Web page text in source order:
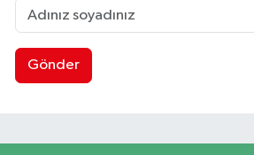
Gönder